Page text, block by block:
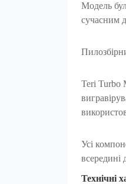
Модель
сучасним
Teri Turbo
Усі
всередині
Технічні